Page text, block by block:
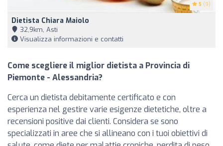
5 (9)
Dietista Chiara Maiolo
32,9km, Asti
Visualizza informazioni e contatti
Come scegliere il miglior dietista a Provincia di
Piemonte - Alessandria?
Cerca un dietista debitamente certificato e con
esperienza nel gestire varie esigenze dietetiche, oltre a
recensioni positive dai clienti. Considera se sono
specializzati in aree che si allineano con i tuoi obiettivi di